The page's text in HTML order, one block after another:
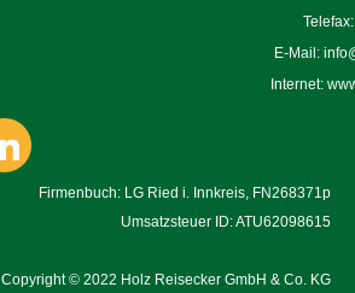
E-Mail:
Internet:
Firmenbuch: LG Ried i. Innkreis, FN268371p
Umsatzsteuer ID: ATU62098615
Copyright© 2022 Holz Reisecker GmbH & Co. KG